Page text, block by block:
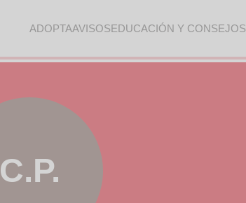
ADOPTAAVISOSEDUCACIÓN Y CONSEJOS
C.P.